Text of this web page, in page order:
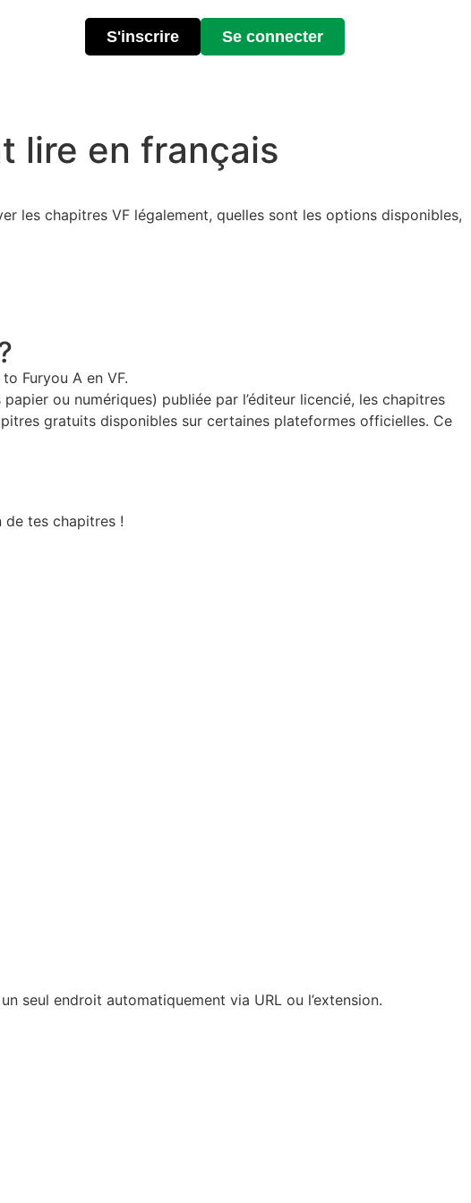
S'inscrire Se connecter
lire en français
les chapitres VF légalement, quelles sont les options disponibles,
Furyou A en VF.
ou numériques) publiée par l’éditeur licencié, les chapitres
gratuits disponibles sur certaines plateformes officielles. Ce
de tes chapitres !
seul endroit automatiquement via URL ou l’extension.